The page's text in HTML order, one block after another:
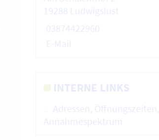
19288 Ludwigslust
03874422960
E-Mail
INTERNE LINKS
Adressen, Öffnungszeiten,
Annahmespektrum